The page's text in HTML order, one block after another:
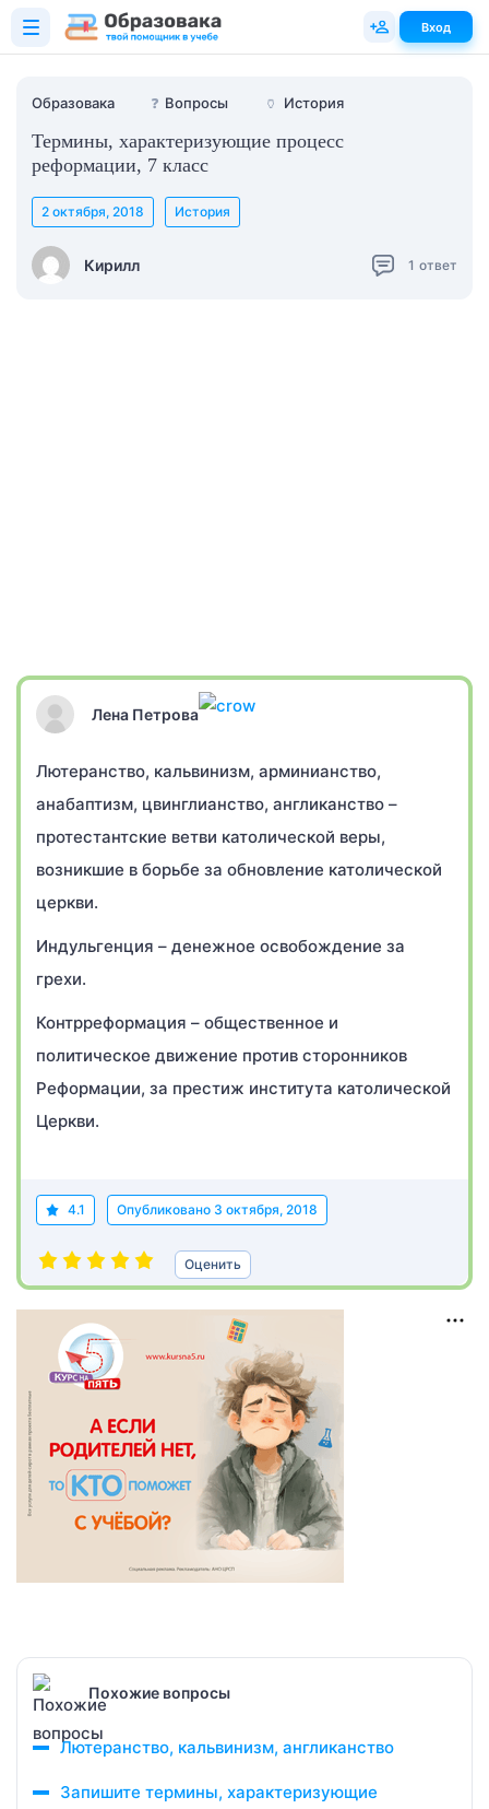
Образовака ❓ Вопросы 🏺 История
Термины, характеризующие процесс
реформации, 7 класс
Кирилл
2 октября, 2018 История
1 ответ
Лена Петрова
Лютеранство, кальвинизм, арминианство,
анабаптизм, цвинглианство, англиканство –
протестантские ветви католической веры,
возникшие в борьбе за обновление католической
церкви.
Индульгенция – денежное освобождение за
грехи.
Контрреформация – общественное и
политическое движение против сторонников
Реформации, за престиж института католической
Церкви.
4.1 Опубликовано 3 октября, 2018
Оценить
Похожие вопросы
Лютеранство, кальвинизм, англиканство
Запишите термины, характеризующие
Вход